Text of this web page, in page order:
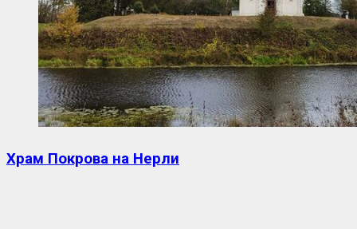
Храм Покрова на Нерли